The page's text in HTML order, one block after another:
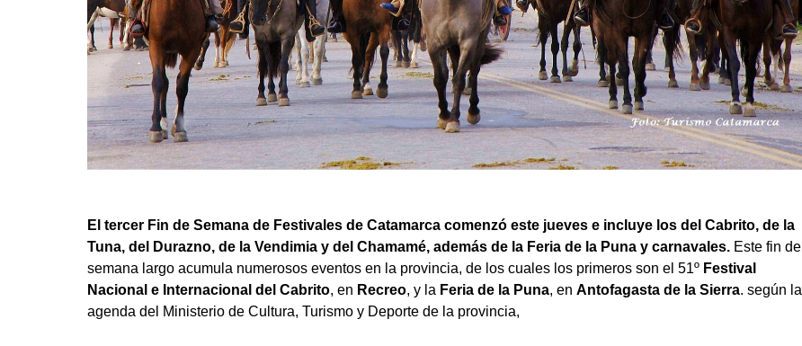
El tercer Fin de Semana de Festivales de Catamarca comenzó este jueves e incluye los del Cabrito, de la
Tuna, del Durazno, de la Vendimia y del Chamamé, además de la Feria de la Puna y carnavales. Este fin de
semana largo acumula numerosos eventos en la provincia, de los cuales los primeros son el 51º Festival
Nacional e Internacional del Cabrito, en Recreo, y la Feria de la Puna, en Antofagasta de la Sierra. según la
agenda del Ministerio de Cultura, Turismo y Deporte de la provincia,